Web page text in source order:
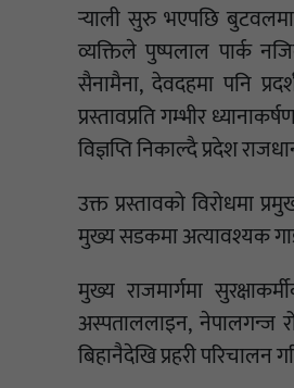
र्‍याली सुरु भएपछि बुटवलमा
व्यक्तिले पुष्पलाल पार्क
सैनामैना, देवदहमा पनि
प्रस्तावप्रति गम्भीर
विज्ञप्ति निकाल्दै प्रदेश
उक्त प्रस्तावको विरोधमा
मुख्य सडकमा अत्यावश्यक
मुख्य राजमार्गमा
अस्पताललाइन, नेपालगन्ज
बिहानैदेखि प्रहरी परिचालन